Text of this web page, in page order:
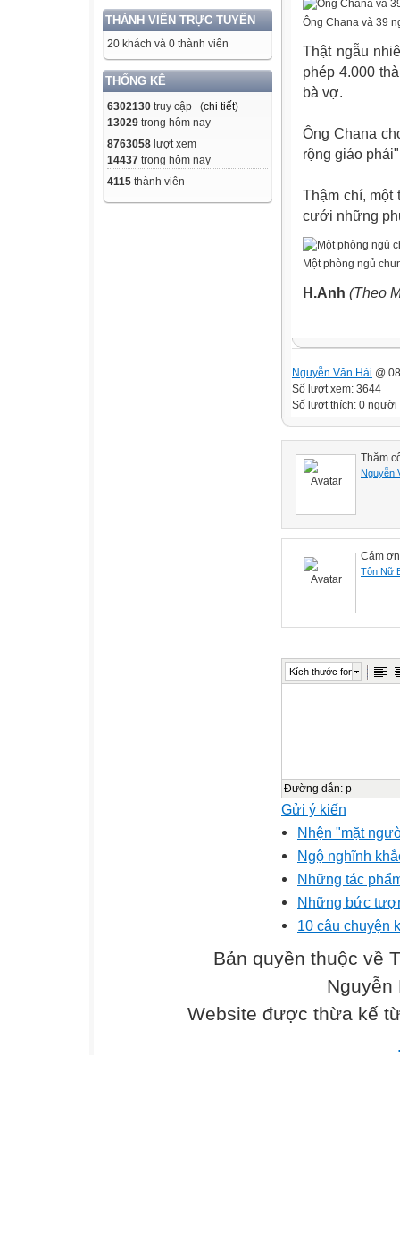
THÀNH VIÊN TRỰC TUYẾN
20 khách và 0 thành viên
THỐNG KÊ
6302130 truy cập (chi tiết)
13029 trong hôm nay
8763058 lượt xem
14437 trong hôm nay
4115 thành viên
Ông Chana và 39
Thật ngẫu
phép 4.000
bà vợ.
Ông Chana
rộng giáo
Thậm chí, một
cưới những
Một phòng ngủ
H.Anh (Theo
Nguyễn Văn Hải @
Số lượt xem: 3644
Số lượt thích: 0 người
Thăm
Nguyễn
Cám
Tôn Nữ
Kích thước font
Đường dẫn: p
Gửi ý kiến
Nhện "mặt
Ngộ nghĩnh
Những tác
Những bức
10 câu chuyện
Bản quyền thuộc về
Nguyễn
Website được thừa kế